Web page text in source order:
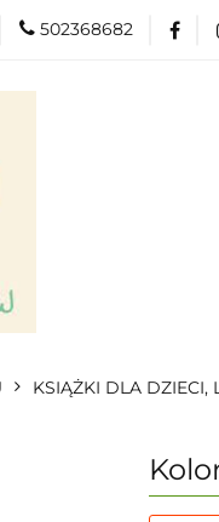
502368682
KSIĄŻKI DLA DZIECI,